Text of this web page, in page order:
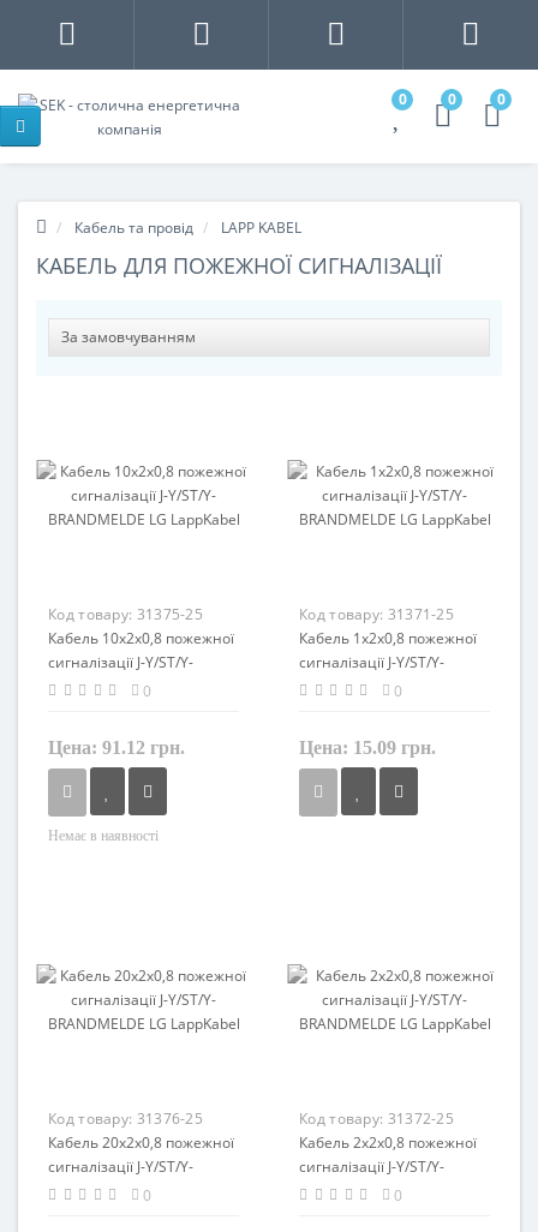
0 0 0
Кабель та провід LAPP KABEL
КАБЕЛЬ ДЛЯ ПОЖЕЖНОЇ СИГНАЛІЗАЦІЇ
Код товару: 31375-25
Кабель 10x2x0,8 пожежної
сигналізації J-Y/ST/Y-
BRANDMELDE LG
0
Цена: 91.12 грн.
Немає в наявності
Маркування
J-Y/ST/Y
Код товару: 31371-25
Кабель 1x2x0,8 пожежної
сигналізації J-Y/ST/Y-
BRANDMELDE LG
0
Цена: 15.09 грн.
J-Y/ST/Y
Код товару: 31376-25
Кабель 20x2x0,8 пожежної
сигналізації J-Y/ST/Y-
BRANDMELDE LG
0
Код товару: 31372-25
Кабель 2x2x0,8 пожежної
сигналізації J-Y/ST/Y-
BRANDMELDE LG
0